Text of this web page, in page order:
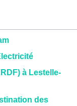
à Lestelle-
des